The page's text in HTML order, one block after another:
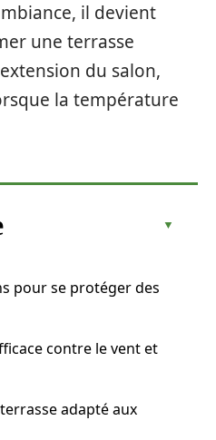
il devient
une terrasse
du salon,
la température
pour se protéger des
contre le vent et
adapté aux